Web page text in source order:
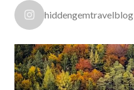
hiddengemtravelblog